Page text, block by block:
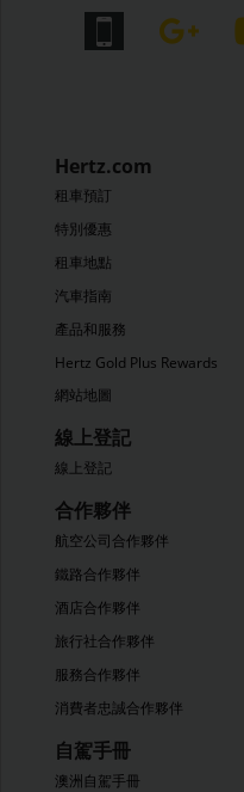
Hertz.com
租車預訂
特別優惠
租車地點
汽車指南
產品和服務
Hertz Gold Plus Rewards
網站地圖
線上登記
線上登記
合作夥伴
航空公司合作夥伴
鐵路合作夥伴
酒店合作夥伴
旅行社合作夥伴
服務合作夥伴
消費者忠誠合作夥伴
自駕手冊
澳洲自駕手冊